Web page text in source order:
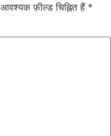
आवश्यक फ़ील्ड चिह्नित हैं *